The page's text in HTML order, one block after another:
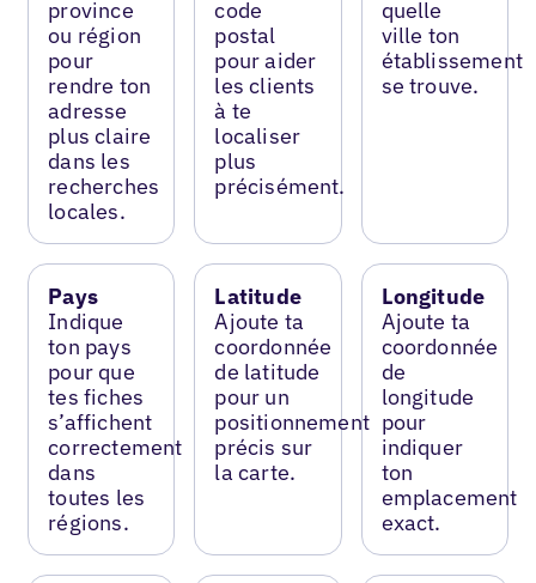
province
ou région
pour
rendre ton
adresse
plus claire
dans les
recherches
locales.
code
postal
pour aider
les clients
à te
localiser
plus
précisément.
quelle
ville ton
établissement
se trouve.
Pays
Indique
ton pays
pour que
tes fiches
s’affichent
correctement
dans
toutes les
régions.
Latitude
Ajoute ta
coordonnée
de latitude
pour un
positionnement
précis sur
la carte.
Longitude
Ajoute ta
coordonnée
de
longitude
pour
indiquer
ton
emplacement
exact.